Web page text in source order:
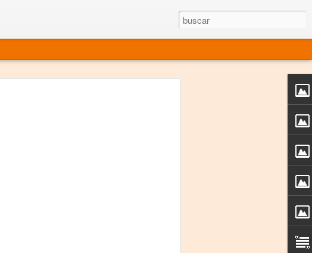
representado en el mundo